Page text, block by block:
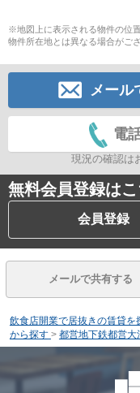
※地図上に表示される物件の位
物件所在地とは異なる場合がござ
メール
電
現況の確認は
無料会員登録はこ
会員登録
メールで共有する
飲食店開業で居抜きの賃貸を
から探す > 都営地下鉄都営大